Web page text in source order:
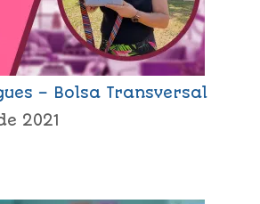
– Bolsa Transversal
2021